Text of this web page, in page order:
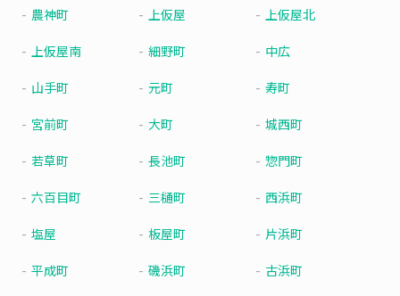
農神町 上仮屋 上仮屋北
上仮屋南 細野町 中広
山手町 元町 寿町
宮前町 大町 城西町
若草町 長池町 惣門町
六百目町 三樋町 西浜町
塩屋 板屋町 片浜町
平成町 磯浜町 古浜町